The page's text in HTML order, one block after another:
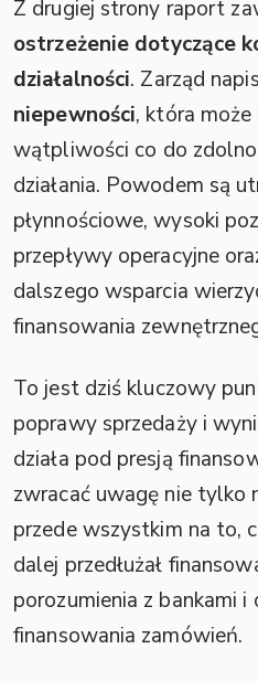
Z drugiej strony raport
ostrzeżenie dotyczące
działalności. Zarząd
niepewności, która
wątpliwości co do
działania. Powodem są
płynnościowe, wysoki
przepływy operacyjne
dalszego wsparcia
finansowania
To jest dziś kluczowy
poprawy sprzedaży i
działa pod presją
zwracać uwagę nie tylko
przede wszystkim na to,
dalej przedłużał
porozumienia z bankami
finansowania zamówień.